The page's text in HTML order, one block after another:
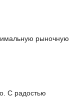
рыночную
С радостью